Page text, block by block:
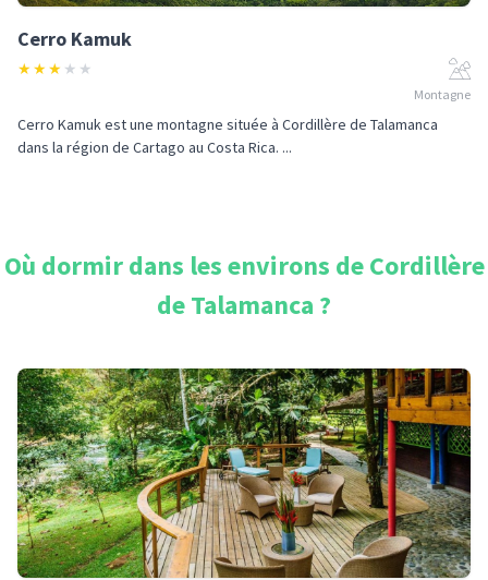
Cerro Kamuk
★★★ ★ ★
Montagne
Cerro Kamuk est une montagne située à Cordillère de Talamanca
dans la région de Cartago au Costa Rica. ...
Où dormir dans les environs deCordillère
de Talamanca ?